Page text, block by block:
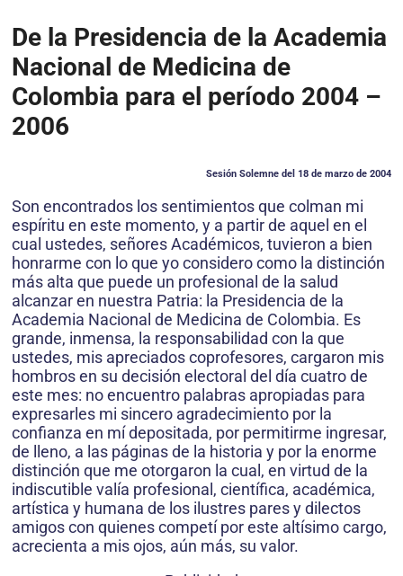
De la Presidencia de la Academia
Nacional de Medicina de
Colombia para el período 2004 –
2006
Sesión Solemne del 18 de marzo de 2004
Son encontrados los sentimientos que colman mi
espíritu en este momento, y a partir de aquel en el
cual ustedes, señores Académicos, tuvieron a bien
honrarme con lo que yo considero como la distinción
más alta que puede un profesional de la salud
alcanzar en nuestra Patria: la Presidencia de la
Academia Nacional de Medicina de Colombia. Es
grande, inmensa, la responsabilidad con la que
ustedes, mis apreciados coprofesores, cargaron mis
hombros en su decisión electoral del día cuatro de
este mes: no encuentro palabras apropiadas para
expresarles mi sincero agradecimiento por la
confianza en mí depositada, por permitirme ingresar,
de lleno, a las páginas de la historia y por la enorme
distinción que me otorgaron la cual, en virtud de la
indiscutible valía profesional, científica, académica,
artística y humana de los ilustres pares y dilectos
amigos con quienes competí por este altísimo cargo,
acrecienta a mis ojos, aún más, su valor.